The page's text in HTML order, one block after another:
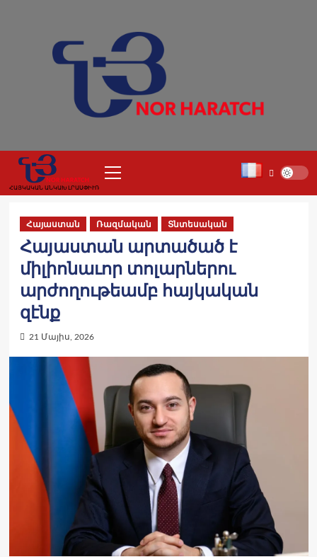
ՀԱՅԿԱԿԱՆ ԱՆԿԱԽ ԼՐԱՍՓԻՒՌ
Menu
Հայաստան Ռազմական Տնտեսական
Հայաստան արտածած է
միլիոնաւոր տոլարներու
արժողութեամբ հայկական
զէնք
21 Մայիս, 2026